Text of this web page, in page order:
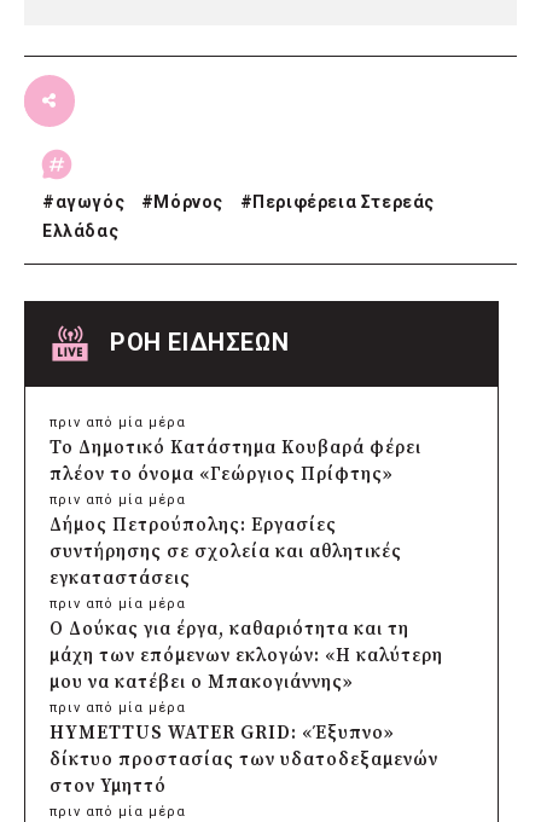
#αγωγός # Μόρνος # Περιφέρεια Στερεάς
Ελλάδας
ΡΟΗ ΕΙΔΗΣΕΩΝ
πριν από μία μέρα
Το Δημοτικό Κατάστημα Κουβαρά φέρει
πλέον το όνομα «Γεώργιος Πρίφτης»
πριν από μία μέρα
Δήμος Πετρούπολης: Εργασίες
συντήρησης σε σχολεία και αθλητικές
εγκαταστάσεις
πριν από μία μέρα
Ο Δούκας για έργα, καθαριότητα και τη
μάχη των επόμενων εκλογών: «Η καλύτερη
μου να κατέβει ο Μπακογιάννης»
πριν από μία μέρα
HYMETTUS WATER GRID: «Έξυπνο»
δίκτυο προστασίας των υδατοδεξαμενών
στον Υμηττό
πριν από μία μέρα